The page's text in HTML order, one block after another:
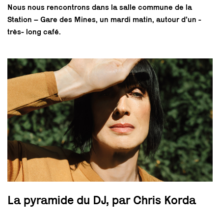
Nous nous rencontrons dans la salle commune de la
Station – Gare des Mines, un mardi matin, autour d’un -
très- long café.
La pyramide du DJ, par Chris Korda